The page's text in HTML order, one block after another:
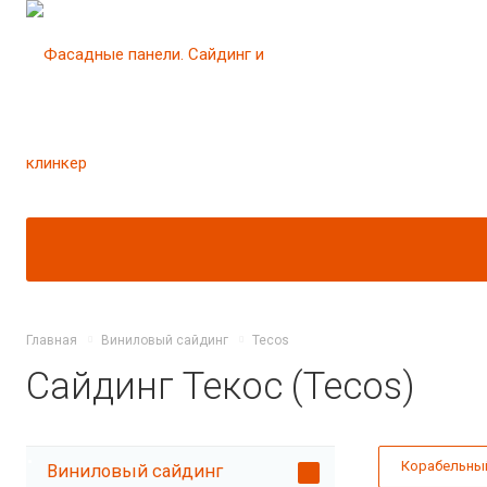
Главная Виниловый сайдинг Tecos
Сайдинг Текос (Tecos)
Виниловый сайдинг